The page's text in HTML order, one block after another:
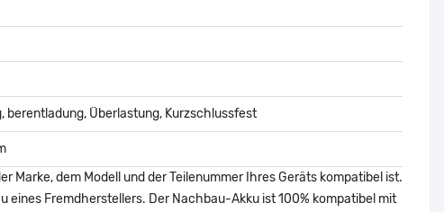
berentladung, Überlastung, Kurzschlussfest
Marke, dem Modell und der Teilenummer Ihres Geräts kompatibel ist.
eines Fremdherstellers. Der Nachbau-Akku ist 100% kompatibel mit